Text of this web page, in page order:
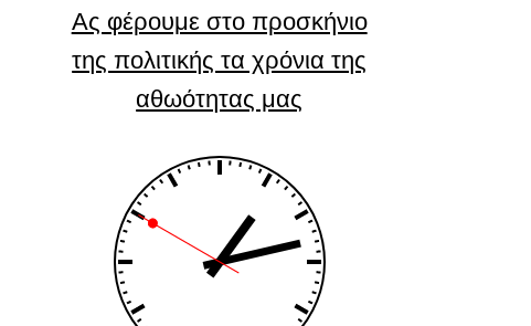
Ας φέρουμε στο προσκήνιο
της πολιτικής τα χρόνια της
αθωότητας μας